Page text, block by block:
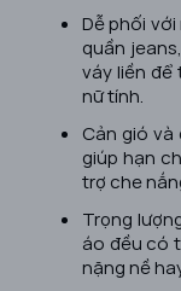
Dễ phối
quần
váy liền
nữ tính.
Cản gió và
giúp hạn
trợ che
Trọng
áo đều có
nặng nề